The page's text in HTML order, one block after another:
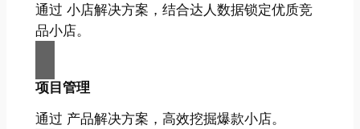
通过 小店解决方案，结合达人数据锁定优质竞
品小店。
项目管理
通过 产品解决方案，高效挖掘爆款小店。